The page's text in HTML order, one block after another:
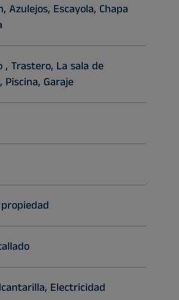
Azulejos, Escayola, Chapa
, Trastero, La sala de
Garaje
Electricidad